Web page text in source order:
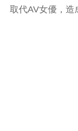
取代AV女優，造